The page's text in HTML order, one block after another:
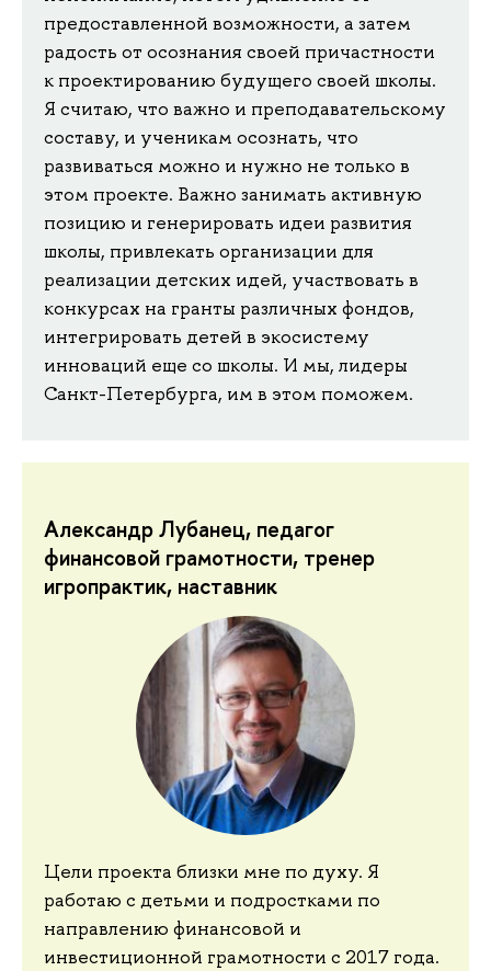
предоставленной возможности, а затем
радость от осознания своей причастности
к проектированию будущего своей школы.
Я считаю, что важно и преподавательскому
составу, и ученикам осознать, что
развиваться можно и нужно не только в
этом проекте. Важно занимать активную
позицию и генерировать идеи развития
школы, привлекать организации для
реализации детских идей, участвовать в
конкурсах на гранты различных фондов,
интегрировать детей в экосистему
инноваций еще со школы. И мы, лидеры
Санкт-Петербурга, им в этом поможем.
Александр Лубанец, педагог
финансовой грамотности, тренер
игропрактик, наставник
Цели проекта близки мне по духу. Я
работаю с детьми и подростками по
направлению финансовой и
инвестиционной грамотности с 2017 года.